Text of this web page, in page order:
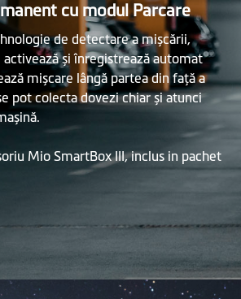
cu modul Parcare
de detectare a mișcării,
și înregistrează automat
mișcare lângă partea din faţă a
pot colecta dovezi chiar și atunci
Mio SmartBox III, inclus in pachet